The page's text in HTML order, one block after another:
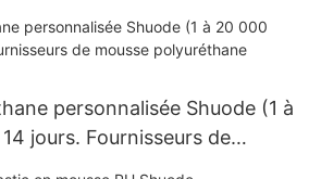
personnalisée Shuode (1 à
jours. Fournisseurs de
personnalisée.